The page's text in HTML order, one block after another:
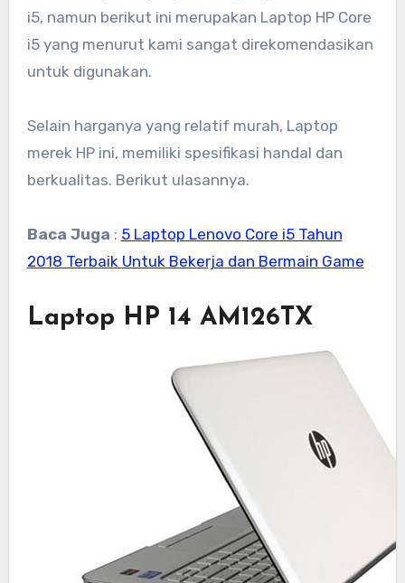
i5, namun berikut ini merupakan Laptop HP Core
i5 yang menurut kami sangat direkomendasikan
untuk digunakan.
Selain harganya yang relatif murah, Laptop
merek HP ini, memiliki spesifikasi handal dan
berkualitas. Berikut ulasannya.
Baca Juga : 5 Laptop Lenovo Core i5 Tahun
2018 Terbaik Untuk Bekerja dan Bermain Game
Laptop HP 14 AM126TX